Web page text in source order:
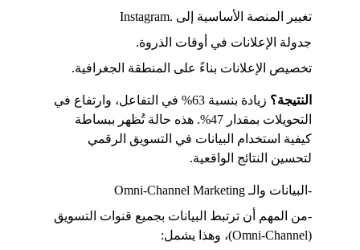
تغيير المنصة الأساسية إلى .Instagram
جدولة الإعلانات في أوقات الذروة.
تخصيص الإعلانات بناءً على المنطقة الجغرافية.
النتيجة؟
زيادة بنسبة 63% في التفاعل، وارتفاع في
التحويلات بمقدار 47%. هذه حالة تُظهر ببساطة
كيفية استخدام البيانات في التسويق الرقمي
لتحسين النتائج الواقعية.
-البيانات والـ Omni-Channel Marketing
-من المهم أن ترتبط البيانات بجميع قنوات التسويق
(Omni-Channel)، وهذا يشمل: